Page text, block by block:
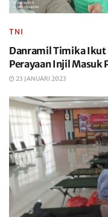
TNI
Danramil Timika Ikut
Perayaan Injil Masuk
23 JANUARI 2023